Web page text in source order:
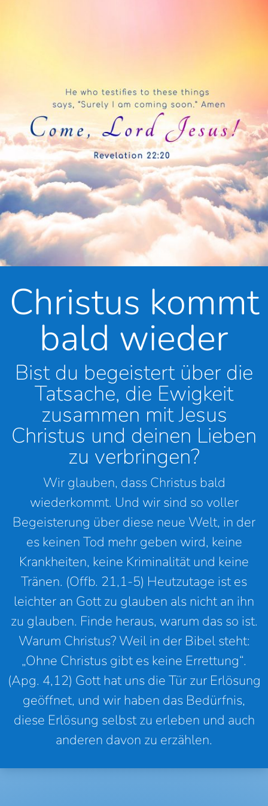
Christus kommt
bald wieder
Bist du begeistert über die
Tatsache, die Ewigkeit
zusammen mit Jesus
Christus und deinen Lieben
zu verbringen?
Wir glauben, dass Christus bald
wiederkommt. Und wir sind so voller
Begeisterung über diese neue Welt, in der
es keinen Tod mehr geben wird, keine
Krankheiten, keine Kriminalität und keine
Tränen. (Offb. 21,1-5) Heutzutage ist es
leichter an Gott zu glauben als nicht an ihn
zu glauben. Finde heraus, warum das so ist.
Warum Christus? Weil in der Bibel steht:
„Ohne Christus gibt es keine Errettung“.
(Apg. 4,12) Gott hat uns die Tür zur Erlösung
geöffnet, und wir haben das Bedürfnis,
diese Erlösung selbst zu erleben und auch
anderen davon zu erzählen.